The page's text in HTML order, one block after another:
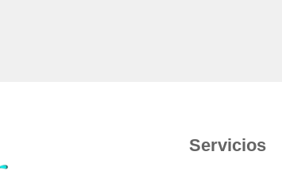
Servicios